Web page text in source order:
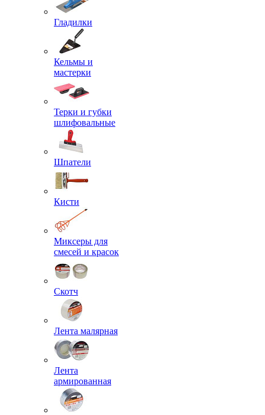
Гладилки
Кельмы и
мастерки
Терки и губки
шлифовальные
Шпатели
Кисти
Миксеры для
смесей и красок
Скотч
Лента малярная
Лента
армированная